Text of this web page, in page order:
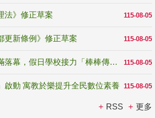
115-08-05
法》修正草案
115-08-05
更新條例》修正草案
115-08-05
學校藝術嘉年華圓滿落幕，假日學校接力「棒棒傳美感」
115-08-05
啟動 寓教於樂提升全民數位素養
RSS 更多